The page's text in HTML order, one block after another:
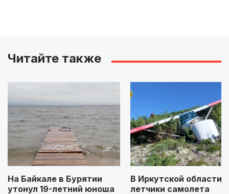
Читайте также
На Байкале в Бурятии
утонул 19-летний юноша
В Иркутской области
летчики самолета